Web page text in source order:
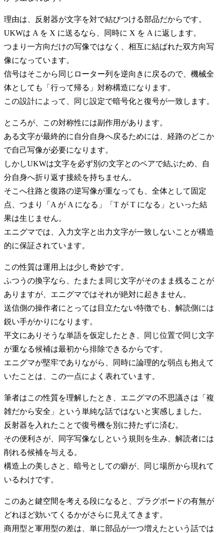
理由は、反射器が文字を対で結びつける部品だからです。
UKWは A を X に送るなら、同時に X を A に返します。
つまり一方向だけの写像ではなく、相互に結ばれた双方向写
像になっています。
信号はそこから同じローター列を逆向きに戻るので、機械全
体としても「行って帰る」対称構造になります。
この設計によって、同じ設定で暗号化と復号が一致します。
ところが、この対称性には副作用があります。
ある文字が最終的に自分自身へ戻るためには、経路のどこか
で自己写像が必要になります。
しかしUKWは文字を必ず別の文字とのペアで結ぶため、自
分自身へ折り返す接続を持ちません。
そこへ往路と復路の逆写像が重なっても、全体として固定
点、つまり「A が A になる」「T が T になる」といった結
果は生じません。
エニグマでは、入力文字と出力文字が一致しないことが構造
的に保証されています。
この性質は運用上は少し奇妙です。
ふつうの換字なら、たまたま同じ文字がそのまま残ることが
ありますが、エニグマではそれが絶対に起きません。
送信側の操作者にとっては目立たない特徴でも、解読側には
鋭い手がかりになります。
平文にありそうな単語を仮定したとき、同じ位置で同じ文字
が重なる候補は最初から排除できるからです。
エニグマが堅牢でありながら、同時に論理的な弱点も抱えて
いたことは、この一点によく表れています。
筆者はこの性質を理解したとき、エニグマの不思議さは「複
雑だから安全」という単純な話ではないと実感しました。
反射器を入れたことで復号機を別に持たずに済む。
その便利さが、同字写像なしという規則を生み、解読者には
削れる候補を与える。
構造上の美しさと、暗号としての癖が、同じ場所から現れて
いるわけです。
このあと鍵空間を考える段になると、プラグボードの有無が
どれほど効いてくるかがさらに見えてきます。
商用型と軍用型の差は、単に部品が一つ増えたという話では